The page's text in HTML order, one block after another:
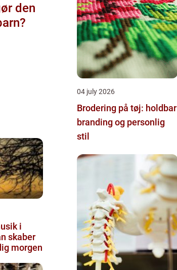
den
i
skaber
morgen
04 july 2026
Brodering på tøj: holdbar
branding og personlig
stil